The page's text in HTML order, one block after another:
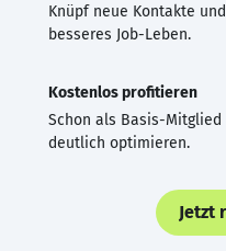
Knüpf neue Kontakte
besseres Job-Leben.
Kostenlos profitieren
Schon als Basis-Mitglied
deutlich optimieren.
Jetzt